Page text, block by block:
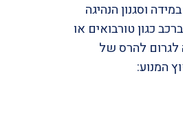
וסגנון הנהיגה
כגוןטורבואים או
לגרום להרס של
המנוע: